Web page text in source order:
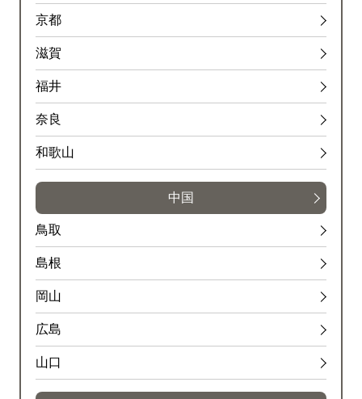
京都
滋賀
福井
奈良
和歌山
中国
鳥取
島根
岡山
広島
山口